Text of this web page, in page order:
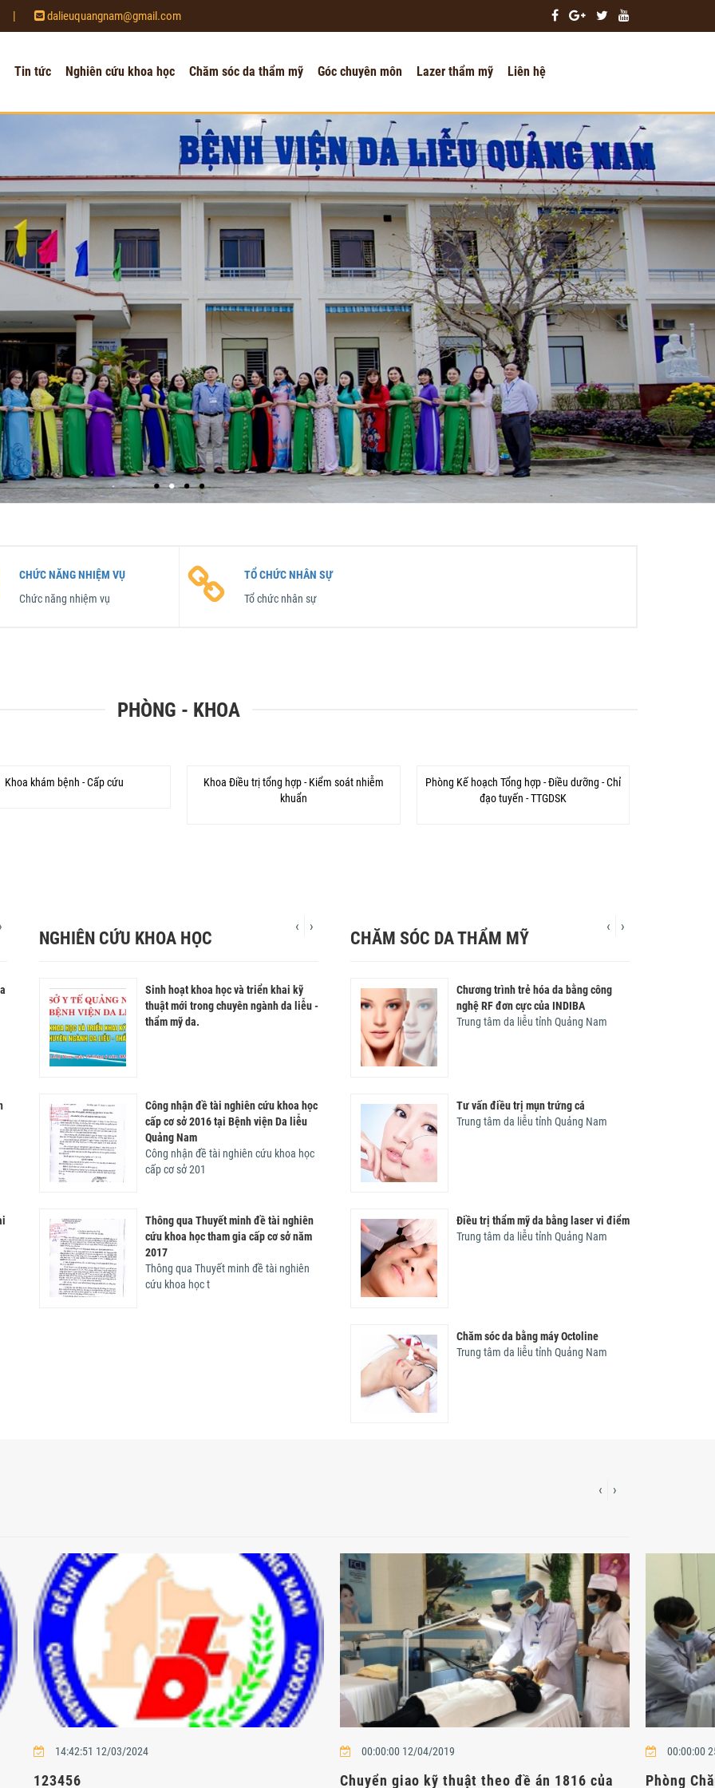
| dalieuquangnam@gmail.com
Tin tức Nghiên cứu khoa học Chăm sóc da thẩm mỹ Góc chuyên môn Lazer thẩm mỹ Liên hệ
CHỨC NĂNG NHIỆM VỤ
Chức năng nhiệm vụ
TỔ CHỨC NHÂN SỰ
Tổ chức nhân sự
PHÒNG - KHOA
Khoa khám bệnh - Cấp cứu
Khoa Điều trị tổng hợp - Kiểm soát nhiễm
khuẩn
Phòng Kế hoạch Tổng hợp - Điều dưỡng - Chỉ
đạo tuyến - TTGDSK
Thông báo mua máy điều hoà
Về việc đo may áo, quần bảo hộ lao
động năm 2026
Về việc báo giá cung ứng sữa tươi tiệt
trùng để bồi dưỡng bằng hiện vật cho
người lao động tại Bệnh viện Da liễu
Quảng Nam năm 2026
Thông báo V/v cung ứng Máy in cho
Bệnh viện Da liễu Quảng Nam
Thông báo mời chào giá giày Bitis và
kính mắt bảo hộ cho bệnh nhân phong
tàn tật năm 2026 tại Bệnh viện Da liễu
Quảng Nam
›
NGHIÊN CỨU KHOA HỌC
-
Sinh hoạt khoa học và triển khai kỹ
thuật mới trong chuyên ngành da liễu -
thẩm mỹ da.
Công nhận đề tài nghiên cứu khoa học
cấp cơ sở 2016 tại Bệnh viện Da liễu
Quảng Nam
Công nhận đề tài nghiên cứu khoa học
cấp cơ sở 201
Thông qua Thuyết minh đề tài nghiên
cứu khoa học tham gia cấp cơ sở năm
2017
Thông qua Thuyết minh đề tài nghiên
cứu khoa học t
Sinh hoạt khoa học và triển khai kỹ
thuật mới trong chuyên ngành da liễu -
thẩm mỹ da.
Công nhận đề tài nghiên cứu khoa học
cấp cơ sở 2016 tại Bệnh viện Da liễu
Thông qua Thuyết minh đề tài nghiên
cứu khoa học tham gia cấp cơ sở năm
‹ ›
CHĂM SÓC DA THẨM MỸ
Xóa nếp nhăn bằng tiêm Botox
Xóa nếp nhăn bằng tiêm Botox
Chăm sóc da
Khoa Ngoại Lazer thẩm mỹ
Soi da và tư vấn, điều trị da thẩm mỹ
Chương trình trẻ hóa da bằng công
nghệ RF đơn cực của INDIBA
Trung tâm da liễu tỉnh Quảng Nam
Tư vấn điều trị mụn trứng cá
Trung tâm da liễu tỉnh Quảng Nam
Điều trị thẩm mỹ da bằng laser vi điểm
Trung tâm da liễu tỉnh Quảng Nam
Chăm sóc da bằng máy Octoline
Trung tâm da liễu tỉnh Quảng Nam
‹ ›
14:42:51 12/03/2024
123456
00:00:00 12/04/2019
Chuyển giao kỹ thuật theo đề án 1816 của
00:00:00
Phòng
‹ ›